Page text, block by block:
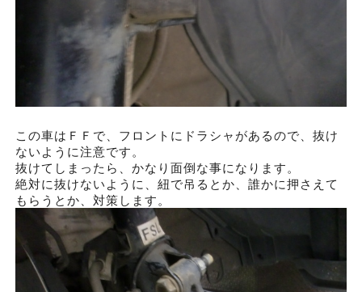
この車はＦＦで、フロントにドラシャがあるので、抜け
ないように注意です。
抜けてしまったら、かなり面倒な事になります。
絶対に抜けないように、紐で吊るとか、誰かに押さえて
もらうとか、対策します。